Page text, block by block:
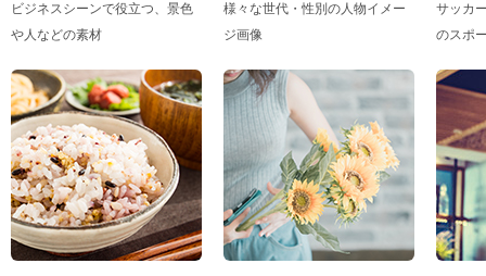
ビジネスシーンで役立つ、景色
や人などの素材
様々な世代・性別の人物イメー
ジ画像
サッカ
のスポ